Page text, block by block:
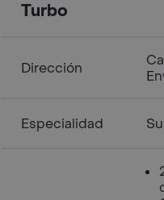
Turbo
Dirección
Especialidad